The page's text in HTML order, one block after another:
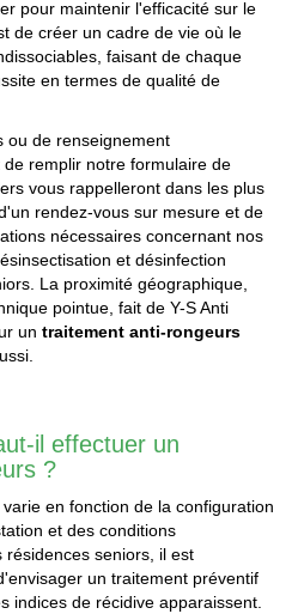
pour maintenir l'efficacité sur le
de créer un cadre de vie où le
faisant de chaque
en termes de qualité de
ou de renseignement
remplir notre formulaire de
vous rappelleront dans les plus
rendez-vous sur mesure et de
nécessaires concernant nos
et désinfection
La proximité géographique,
pointue, fait de Y-S Anti
un traitement anti-rongeurs
il effectuer un
?
en fonction de la configuration
et des conditions
seniors, il est
un traitement préventif
indices de récidive apparaissent.